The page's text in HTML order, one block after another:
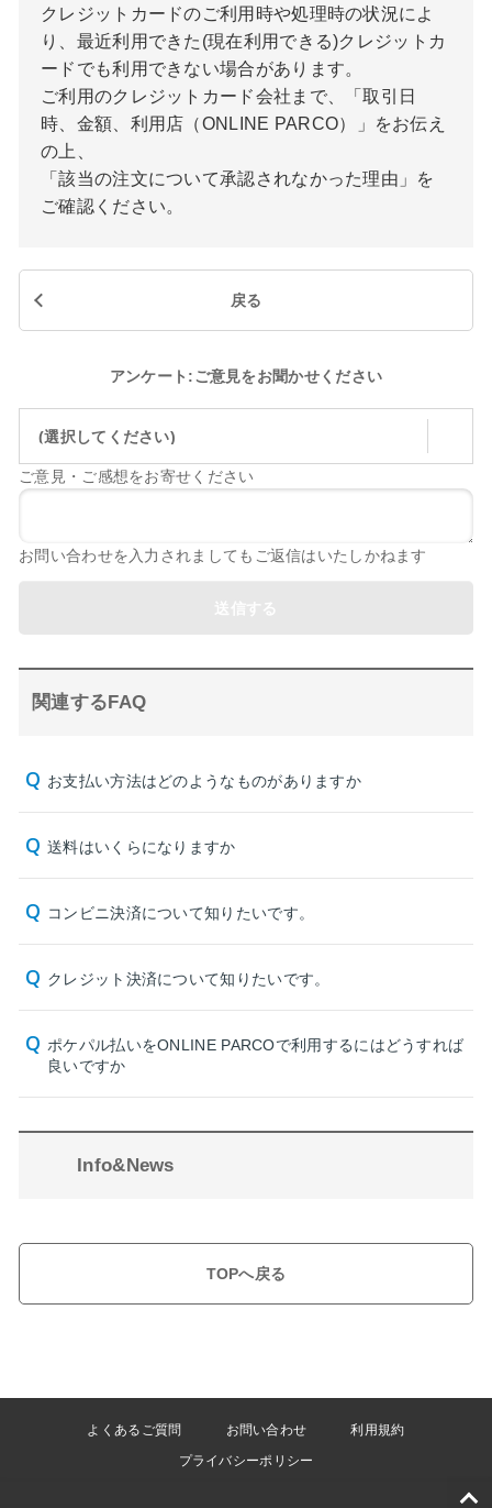
クレジットカードのご利用時や処理時の状況によ
り、最近利用できた(現在利用できる)クレジットカ
ードでも利用できない場合があります。
ご利用のクレジットカード会社まで、「取引日
時、金額、利用店（ONLINE PARCO）」をお伝え
の上、
「該当の注文について承認されなかった理由」を
ご確認ください。
戻る
アンケート:ご意見をお聞かせください
(選択してください)
ご意見・ご感想をお寄せください
お問い合わせを入力されましてもご返信はいたしかねます
関連するFAQ
お支払い方法はどのようなものがありますか
送料はいくらになりますか
コンビニ決済について知りたいです。
クレジット決済について知りたいです。
ポケパル払いをONLINE PARCOで利用するにはどうすれば
良いですか
Info&News
TOPへ戻る
よくあるご質問 お問い合わせ
利用規約
プライバシーポリシー